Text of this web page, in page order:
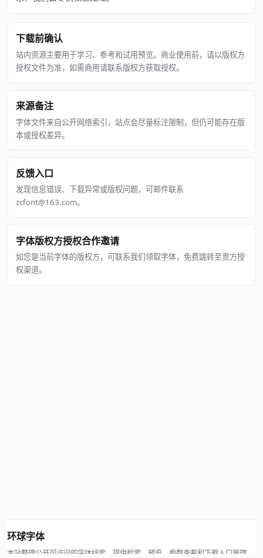
下载前确认
站内资源主要用于学习、参考和试用预览。商业使用前，请以版权方
授权文件为准，如需商用请联系版权方获取授权。
来源备注
字体文件来自公开网络索引，站点会尽量标注限制，但仍可能存在版
本或授权差异。
反馈入口
发现信息错误、下载异常或版权问题，可邮件联系
zcfont@163.com。
字体版权方授权合作邀请
如您是当前字体的版权方，可联系我们领取字体，免费跳转至贵方授
权渠道。
环球字体
本站整理公开可访问的字体线索，提供检索、预览、参数查看和下载入口管理。